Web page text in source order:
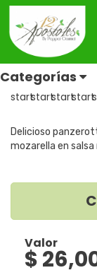
Categorías
Inicio Productos
REF: PANZEROTTI
Delicioso
mozarella en
Valor
$